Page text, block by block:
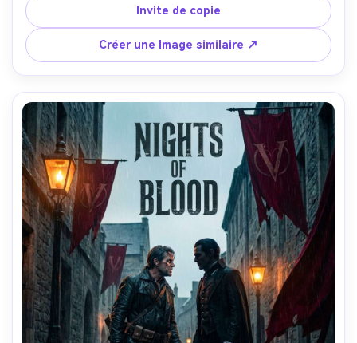
du clair de lune et du brouillard, un cadre d'affiche
cinématographique avec le portrait central et la zone du
titre, des gouttelettes d'eau ultra-réalistes et la texture
de la peau, prise sur Canon R5, 85mm, profondeur peu
profonde, couleur bleu dramatique Grade-AR 4:5
Invite de copie
Créer une Image similaire ↗